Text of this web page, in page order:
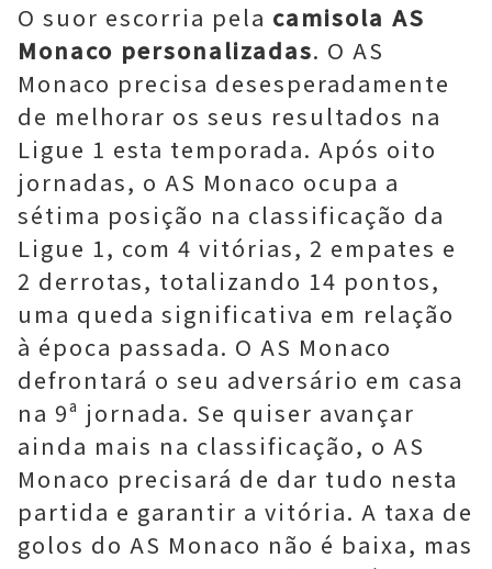
O suor escorria pela camisola AS
Monaco personalizadas. O AS
Monaco precisa desesperadamente
de melhorar os seus resultados na
Ligue 1 esta temporada. Após oito
jornadas, o AS Monaco ocupa a
sétima posição na classificação da
Ligue 1, com 4 vitórias, 2 empates e
2 derrotas, totalizando 14 pontos,
uma queda significativa em relação
à época passada. O AS Monaco
defrontará o seu adversário em casa
na 9ª jornada. Se quiser avançar
ainda mais na classificação, o AS
Monaco precisará de dar tudo nesta
partida e garantir a vitória. A taxa de
golos do AS Monaco não é baixa, mas